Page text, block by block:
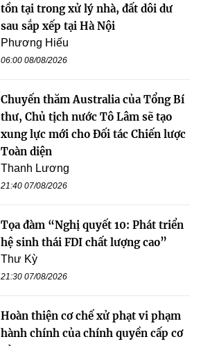
tồn tại trong xử lý nhà, đất dôi dư
sau sắp xếp tại Hà Nội
Phương Hiếu
06:00 08/08/2026
Chuyến thăm Australia của Tổng Bí
thư, Chủ tịch nước Tô Lâm sẽ tạo
xung lực mới cho Đối tác Chiến lược
Toàn diện
Thanh Lương
21:40 07/08/2026
Tọa đàm “Nghị quyết 10: Phát triển
hệ sinh thái FDI chất lượng cao”
Thư Kỳ
21:30 07/08/2026
Hoàn thiện cơ chế xử phạt vi phạm
hành chính của chính quyền cấp cơ